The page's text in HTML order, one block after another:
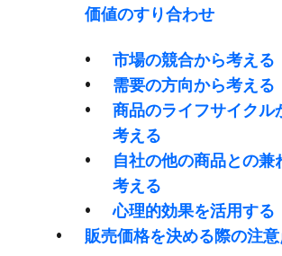
価値の​すり合わせ
市場の​競合から​考える
需要の​方​向から​考える
商品の​ライフサイクル
考える
自社の​他の​商品との​兼
考える
心理的効果を​活用する
販売価格を​決める​際の​注意